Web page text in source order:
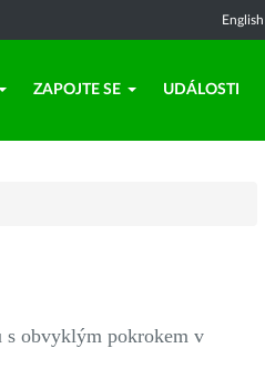
English
ZAPOJTE SE UDÁLOSTI
s obvyklým pokrokem v